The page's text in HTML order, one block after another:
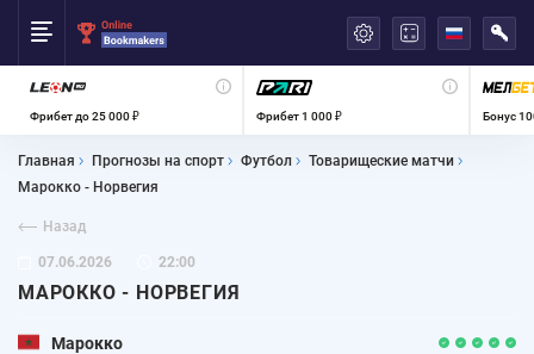
Фрибет до 25 000 ₽ Фрибет 1 000 ₽ Бонус
Главная Прогнозы на спорт Футбол
Товарищеские матчи
Марокко - Норвегия
Назад
07.06.2026 22:00
МАРОККО - НОРВЕГИЯ
Марокко